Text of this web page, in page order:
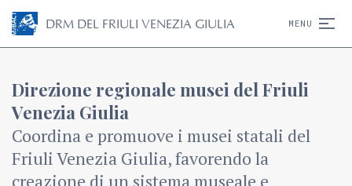
DRM DEL FRIULI VENEZIA GIULIA MENU
Direzione regionale musei del Friuli
Venezia Giulia
Coordina e promuove i musei statali del
Friuli Venezia Giulia, favorendo la
creazione di un sistema museale e